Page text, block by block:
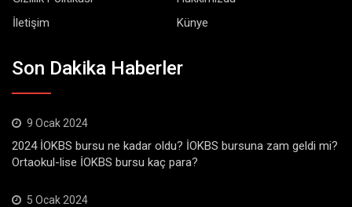
İletişim
Künye
Son Dakika Haberler
9 Ocak 2024
2024 İOKBS bursu ne kadar oldu? İOKBS bursuna zam geldi mi?
Ortaokul-lise İOKBS bursu kaç para?
5 Ocak 2024